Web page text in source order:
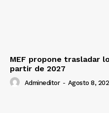
MEF propone trasladar
partir de 2027
Admineditor - Agosto 8,